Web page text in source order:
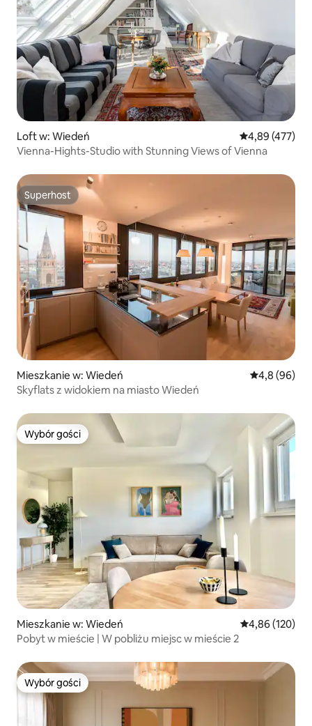
Loft w: Wiedeń Średnia
4,89 (477)
Vienna-Hights-Studio with Stunning Views of Vienna
Superhost
Superhost
Mieszkanie w: Wiedeń Średnia
4,8 (96)
Skyflats z widokiem na miasto Wiedeń
Wybór gości
Wybór gości
Mieszkanie w: Wiedeń Średnia
4,86 (120)
Pobyt w mieście | W pobliżu miejsc w mieście 2
Wybór gości
Wybór gości